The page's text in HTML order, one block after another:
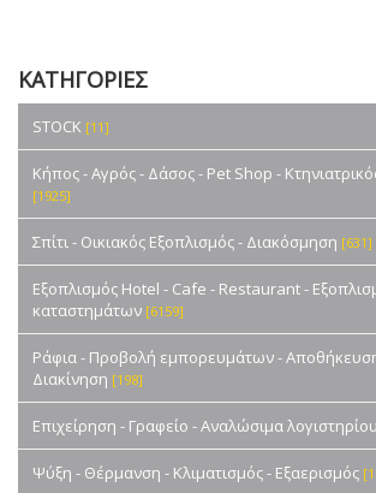
ΚΑΤΗΓΟΡΙΕΣ
STOCK [11]
Κήπος - Αγρός - Δάσος - Pet Shop -
[1925]
Σπίτι - Οικιακός Εξοπλισμός - Διακόσμηση [631]
Εξοπλισμός Hotel - Cafe - Restaurant -
καταστημάτων [6159]
Ράφια - Προβολή εμπορευμάτων -
Διακίνηση [198]
Επιχείρηση - Γραφείο - Αναλώσιμα λογιστηρίου
Ψύξη - Θέρμανση - Κλιματισμός - Εξαερισμός